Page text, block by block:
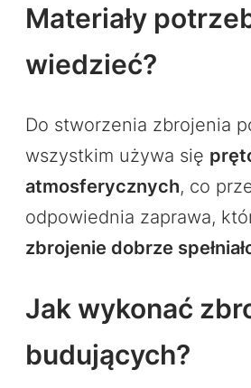
Materiały
wiedzieć?
Do stworzenia zbrojenia
wszystkim używa się
atmosferycznych, co
odpowiednia zaprawa,
zbrojenie dobrze
Jak wykonać
budujących?